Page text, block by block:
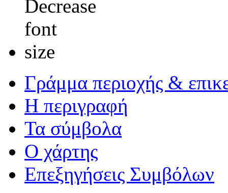
Γράμμα περιοχής &
Η περιγραφή
Τα σύμβολα
Ο χάρτης
Επεξηγήσεις Συμβόλων